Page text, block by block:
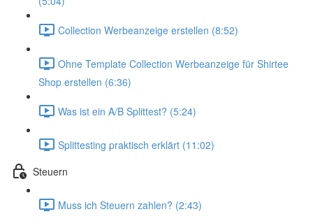
Collection Werbeanzeige erstellen (8:52)
Ohne Template Collection Werbeanzeige für Shirtee
Shop erstellen (6:36)
Was ist ein A/B Splittest? (5:24)
Splittesting praktisch erklärt (11:02)
Steuern
Muss ich Steuern zahlen? (2:43)